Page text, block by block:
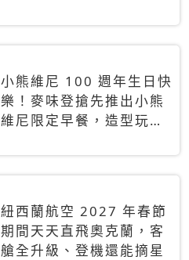
小熊維尼 100 週年生日快
樂！麥味登搶先推出小熊
維尼限定早餐，造型玩偶
紐西蘭航空 2027 年春節
期間天天直飛奧克蘭，客
艙全升級、登機還能摘星